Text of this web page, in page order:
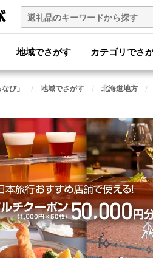
地域でさがす カテゴリでさ
び」 地域でさがす 北海道地方